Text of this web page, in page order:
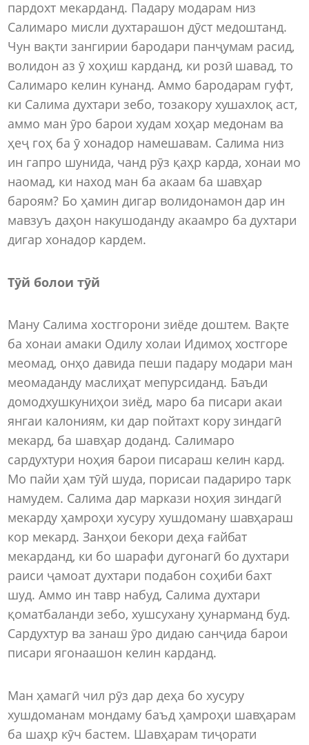
пардохт мекарданд. Падару модарам низ
Салимаро мисли духтарашон дӯст медоштанд.
Чун вақти зангирии бародари панҷумам расид,
волидон аз ӯ хоҳиш карданд, ки розӣ шавад, то
Салимаро келин кунанд. Аммо бародарам гуфт,
ки Салима духтари зебо, тозакору хушахлоқ аст,
аммо ман ӯро барои худам хоҳар медонам ва
ҳеҷ гоҳ ба ӯ хонадор намешавам. Салима низ
ин гапро шунида, чанд рӯз қаҳр карда, хонаи мо
наомад, ки наход ман ба акаам ба шавҳар
бароям? Бо ҳамин дигар волидонамон дар ин
мавзуъ даҳон накушоданду акаамро ба духтари
дигар хонадор кардем.
Тӯй болои тӯй
Ману Салима хостгорони зиёде доштем. Вақте
ба хонаи амаки Одилу холаи Идимоҳ хостгоре
меомад, онҳо давида пеши падару модари ман
меомаданду маслиҳат мепурсиданд. Баъди
домодхушкуниҳои зиёд, маро ба писари акаи
янгаи калониям, ки дар пойтахт кору зиндагӣ
мекард, ба шавҳар доданд. Салимаро
сардухтури ноҳия барои писараш келин кард.
Мо пайи ҳам тӯй шуда, порисаи падариро тарк
намудем. Салима дар маркази ноҳия зиндагӣ
мекарду ҳамроҳи хусуру хушдоману шавҳараш
кор мекард. Занҳои бекори деҳа ғайбат
мекарданд, ки бо шарафи дугонагӣ бо духтари
раиси ҷамоат духтари подабон соҳиби бахт
шуд. Аммо ин тавр набуд, Салима духтари
қоматбаланди зебо, хушсухану ҳунарманд буд.
Сардухтур ва занаш ӯро дидаю санҷида барои
писари ягонаашон келин карданд.
Ман ҳамагӣ чил рӯз дар деҳа бо хусуру
хушдоманам мондаму баъд ҳамроҳи шавҳарам
ба шаҳр кӯч бастем. Шавҳарам тиҷорати